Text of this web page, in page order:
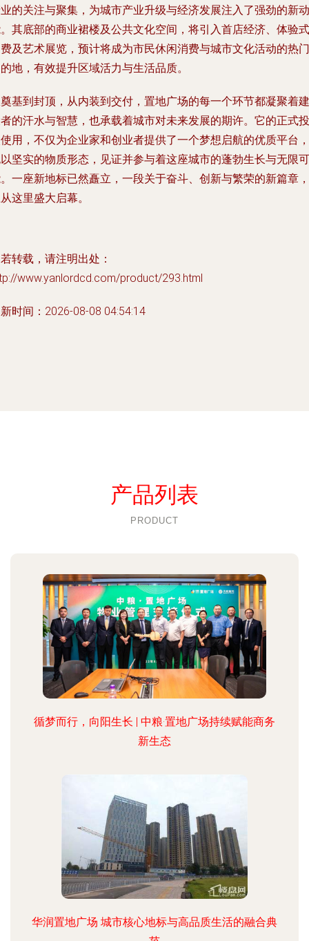
的关注与聚集，为城市产业升级与经济发展注入了强劲的新动
其底部的商业裙楼及公共文化空间，将引入首店经济、体验式
及艺术展览，预计将成为市民休闲消费与城市文化活动的热门
地，有效提升区域活力与生活品质。
基到封顶，从内装到交付，置地广场的每一个环节都凝聚着建
的汗水与智慧，也承载着城市对未来发展的期许。它的正式投
用，不仅为企业家和创业者提供了一个梦想启航的优质平台，
坚实的物质形态，见证并参与着这座城市的蓬勃生长与无限可
一座新地标已然矗立，一段关于奋斗、创新与繁荣的新篇章，
这里盛大启幕。
转载，请注明出处：
www.yanlordcd.com/product/293.html
时间：2026-08-08 04:54:14
产品列表
PRODUCT
循梦而行，向阳生长 | 中粮·置地广场持续赋能商务
新生态
华润置地广场 城市核心地标与高品质生活的融合典